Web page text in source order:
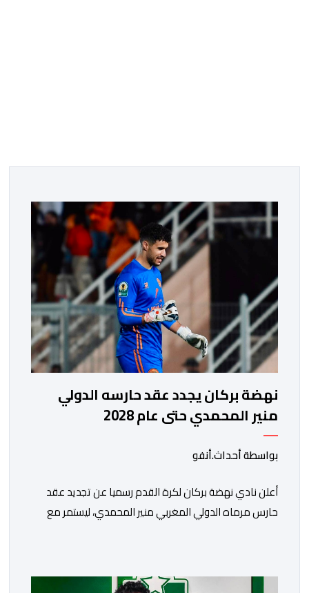
نهضة بركان يجدد عقد حارسه الدولي
منير المحمدي حتى عام 2028
بواسطة أحداث.أنفو
​أعلن نادي نهضة بركان لكرة القدم رسميا عن تجديد عقد
حارس مرماه الدولي المغربي منير المحمدي، ليستمر مع
الاجتماعي، مصحوبا بعبارة “الرحلة مستمرة”، في إشارة إلى